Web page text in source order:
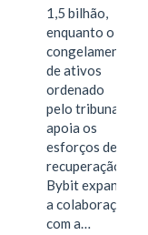
1,5 bilhão,
enquanto o
congelamento
de ativos
ordenado
pelo tribunal
apoia os
esforços de
recuperação e
Bybit expande
a colaboração
com a…